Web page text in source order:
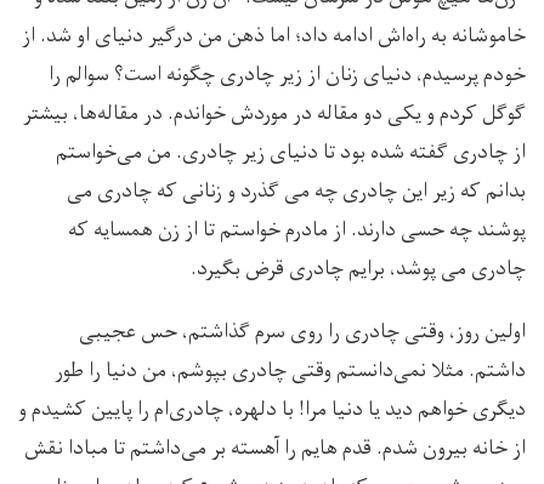
خاموشانه به راه‌اش ادامه داد؛ اما ذهن من درگیر دنیای او شد. از
خودم پرسیدم، دنیای زنان از زیر چادری چگونه است؟ سوالم را
گوگل کردم و یکی دو مقاله در موردش خواندم. در مقاله‌ها، بیشتر
از چادری گفته شده بود تا دنیای زیر چادری. من می‌خواستم
بدانم که زیر این چادری چه می گذرد و زنانی که چادری می
پوشند چه حسی دارند. از مادرم خواستم تا از زن همسایه که
چادری می پوشد، برایم چادری قرض بگیرد.
اولین روز، وقتی چادری را روی سرم گذاشتم، حس عجیبی
داشتم. مثلا نمی‌دانستم وقتی چادری بپوشم، من دنیا را طور
دیگری خواهم دید یا دنیا مرا! با دلهره، چادری‌ام را پایین کشیدم و
از خانه بیرون شدم. قدم هایم را آهسته بر می‌داشتم تا مبادا نقش